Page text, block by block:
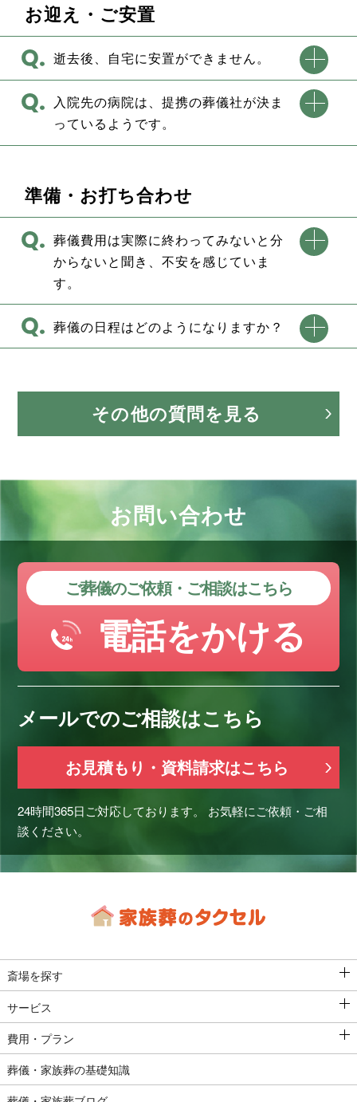
お迎え・ご安置
逝去後、自宅に安置ができません。
入院先の病院は、提携の葬儀社が決ま
っているようです。
準備・お打ち合わせ
葬儀費用は実際に終わってみないと分
からないと聞き、不安を感じていま
す。
葬儀の日程はどのようになりますか？
その他の質問を見る
お問い合わせ
ご葬儀のご依頼・ご相談はこちら
電話をかける
メールでのご相談はこちら
お見積もり・資料請求はこちら
24時間365日ご対応しております。
お気軽にご依頼・ご相
談ください。
斎場を探す
サービス
費用・プラン
葬儀・家族葬の基礎知識